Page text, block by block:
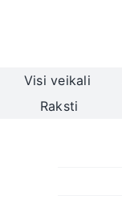
Visi veikali
Raksti